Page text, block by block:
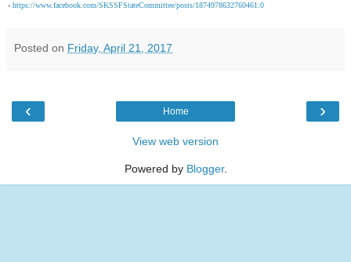
- https://www.facebook.com/SKSSFStateCommittee/posts/1874978632760461:0
Posted on Friday, April 21, 2017
‹ ›
Home
View web version
Powered by Blogger.